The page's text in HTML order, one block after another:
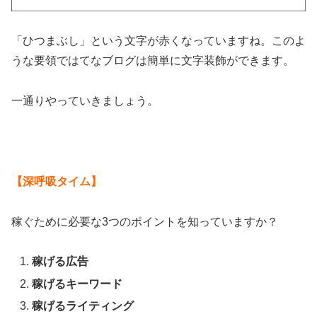
「ひつまぶし」という文字が赤くなっていますね。このよ
うな要領ではてなブログは簡単に文字装飾ができます。
一通りやっていきましょう。
【深呼吸タイム】
稼ぐために必要な3つのポイントを知っていますか？
稼げる広告
稼げるキーワード
稼げるライティング